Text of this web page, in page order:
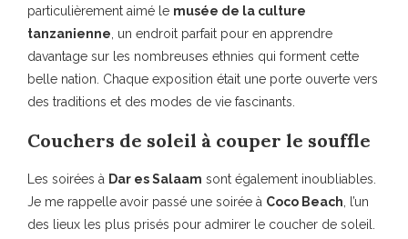
particulièrement aimé le musée de la culture
tanzanienne, un endroit parfait pour en apprendre
davantage sur les nombreuses ethnies qui forment cette
belle nation. Chaque exposition était une porte ouverte vers
des traditions et des modes de vie fascinants.
Couchers de soleil à couper le souffle
Les soirées à Dar es Salaam sont également inoubliables.
Je me rappelle avoir passé une soirée à Coco Beach, l’un
des lieux les plus prisés pour admirer le coucher de soleil.